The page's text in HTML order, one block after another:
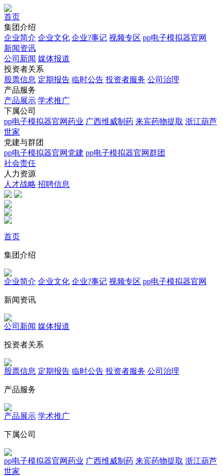
首页
集团介绍
企业简介 企业文化 企业?事记 视频专区 pp电子模拟器官网
新闻资讯
公司新闻 媒体报道
投资者关系
股票信息 定期报告 临时公告 投资者服务 公司治理
产品服务
产品展示 学术推广
下属公司
pp电子模拟器官网药业 广西维威制药 来宾药物提取 浙江葫芦
世家
党建与群团
pp电子模拟器官网党建 pp电子模拟器官网群团
社会责任
人力资源
人才战略 招聘信息
首页
集团介绍
企业简介 企业文化 企业?事记 视频专区 pp电子模拟器官网
新闻资讯
公司新闻 媒体报道
投资者关系
股票信息 定期报告 临时公告 投资者服务 公司治理
产品服务
产品展示 学术推广
下属公司
pp电子模拟器官网药业 广西维威制药 来宾药物提取 浙江葫芦
世家